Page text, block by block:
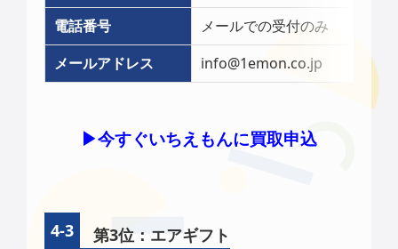
電話番号
メールでの受付のみ
メールアドレス
info@1emon.co.jp
▶︎今すぐいちえもんに買取申込
第3位：エアギフト